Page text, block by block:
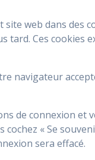
web dans des
tard. Ces cookies
navigateur
de connexion et
cochez « Se
sera effacé.